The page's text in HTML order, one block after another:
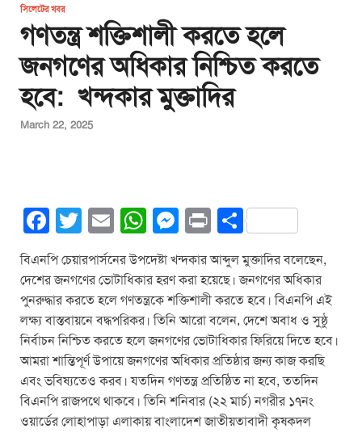
সিলেটের খবর
গণতন্ত্র শক্তিশালী করতে হলে
জনগণের অধিকার নিশ্চিত করতে
হবে: খন্দকার মুক্তাদির
March 22, 2025
F
a
c
e
b
o
o
k
T
wi
tt
er
E
m
ail
W
h
at
s
A
p
p
M
ss
e
n
g
er
Pr
in
t
S
ar
e
বিএনপি চেয়ারপার্সনের উপদেষ্টা খন্দকার আব্দুল মুক্তাদির বলেছেন,
দেশের জনগণের ভোটাধিকার হরণ করা হয়েছে। জনগণের অধিকার
পুনরুদ্ধার করতে হলে গণতন্ত্রকে শক্তিশালী করতে হবে। বিএনপি এই
লক্ষ্য বাস্তবায়নে বদ্ধপরিকর। তিনি আরো বলেন, দেশে অবাধ ও সুষ্ঠু
নির্বাচন নিশ্চিত করতে হলে জনগণের ভোটাধিকার ফিরিয়ে দিতে হবে।
আমরা শান্তিপূর্ণ উপায়ে জনগণের অধিকার প্রতিষ্ঠার জন্য কাজ করছি
এবং ভবিষ্যতেও করব। যতদিন গণতন্ত্র প্রতিষ্ঠিত না হবে, ততদিন
বিএনপি রাজপথে থাকবে।তিনি শনিবার (২২ মার্চ) নগরীর ১৭নং
ওয়ার্ডের লোহাপাড়া এলাকায় বাংলাদেশ জাতীয়তাবাদী কৃষকদল